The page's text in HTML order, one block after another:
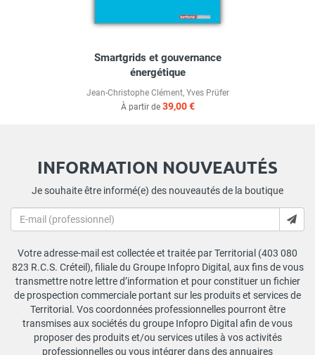
Smartgrids et gouvernance
énergétique
Jean-Christophe Clément, Yves Prüfer
À partir de 39,00 €
INFORMATION NOUVEAUTÉS
Je souhaite être informé(e) des nouveautés de la boutique
Votre adresse-mail est collectée et traitée par Territorial (403 080
823 R.C.S. Créteil), filiale du Groupe Infopro Digital, aux fins de vous
transmettre notre lettre d’information et pour constituer un fichier
de prospection commerciale portant sur les produits et services de
Territorial. Vos coordonnées professionnelles pourront être
transmises aux sociétés du groupe Infopro Digital afin de vous
proposer des produits et/ou services utiles à vos activités
professionnelles ou vous intégrer dans des annuaires